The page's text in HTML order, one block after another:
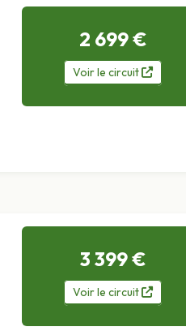
2 699 €
Voirle circuit
3 399 €
Voirle circuit